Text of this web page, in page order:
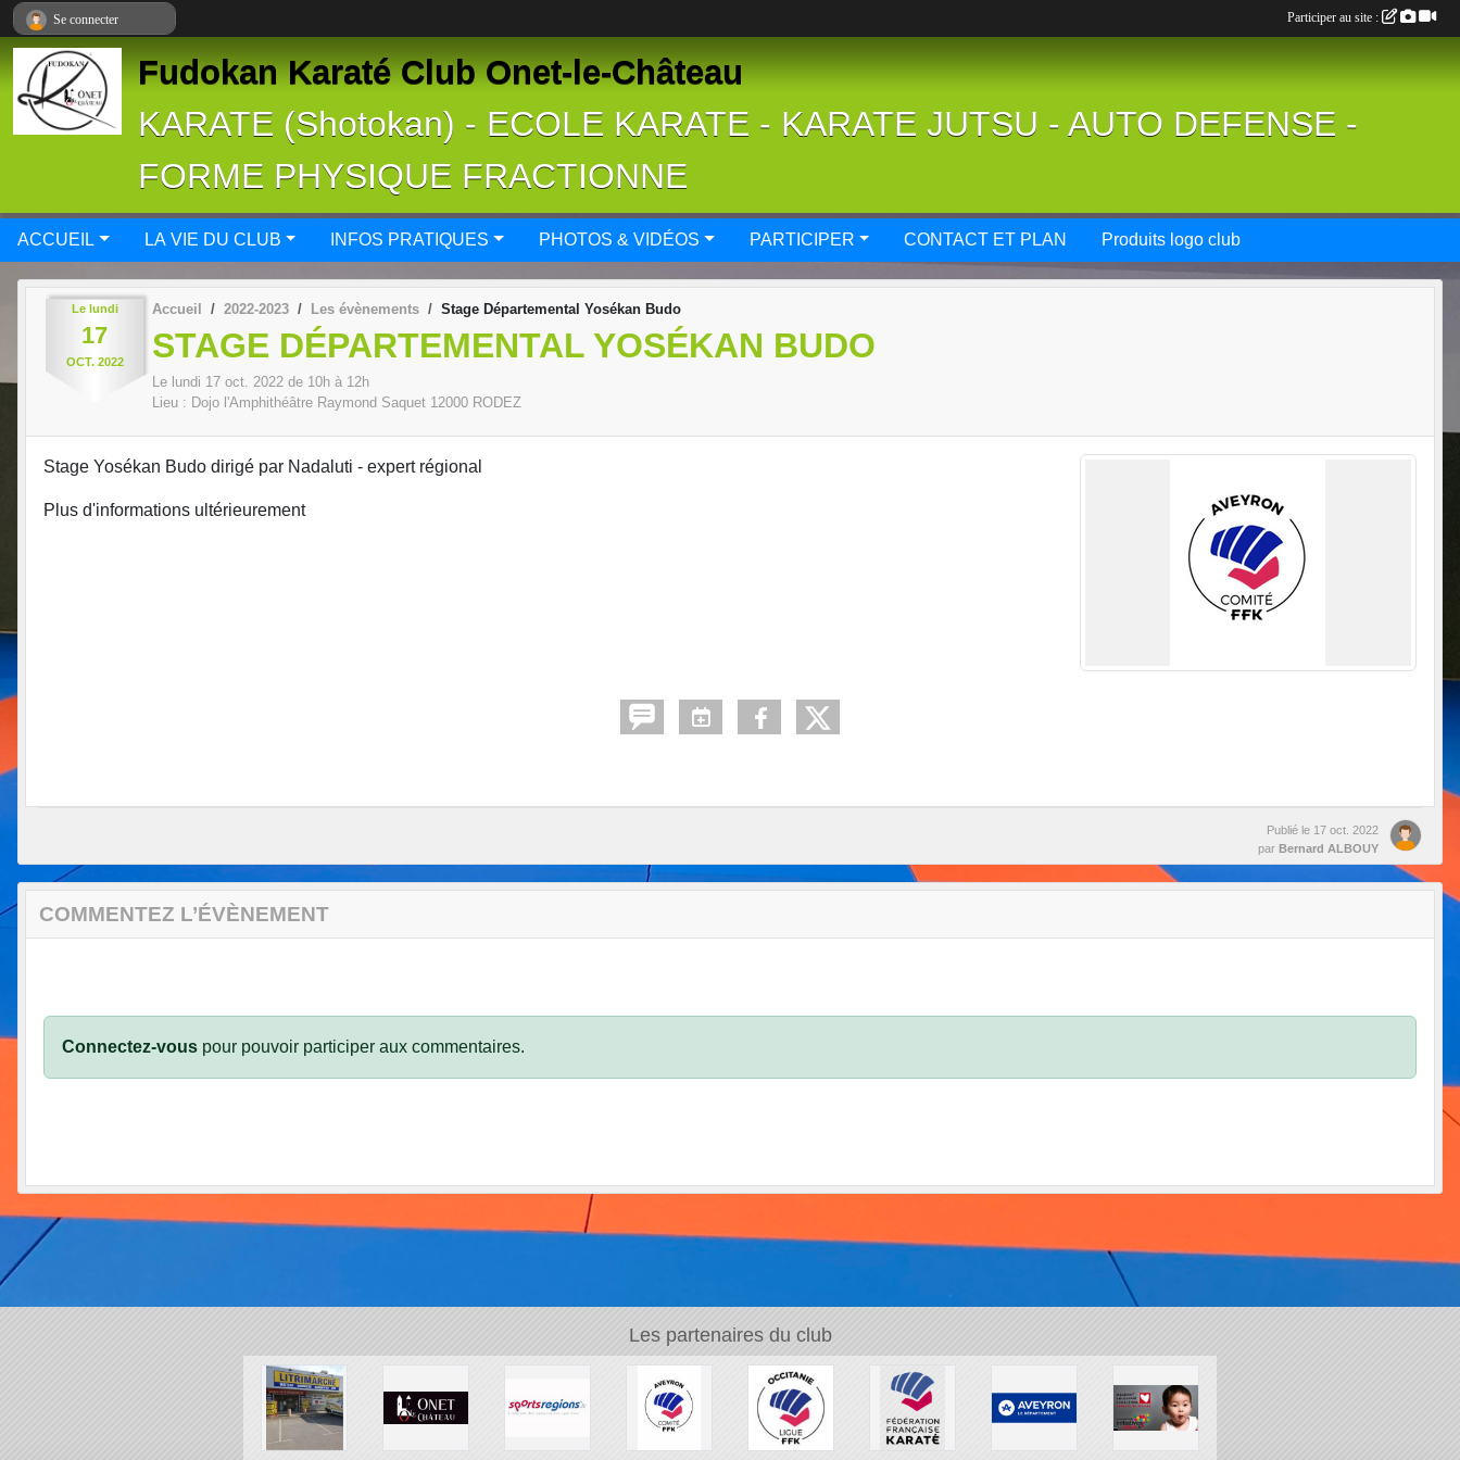
Fudokan Karaté Club Onet-le-Château
KARATE (Shotokan) - ECOLE KARATE - KARATE JUTSU - AUTO DEFENSE -
FORME PHYSIQUE FRACTIONNE
ACCUEIL LA VIE DU CLUB INFOS PRATIQUES PHOTOS & VIDÉOS PARTICIPER CONTACT ET PLAN Produits logo club
Le lundi
17
OCT. 2022
Accueil 2022-2023 Les évènements Stage Départemental Yosékan Budo
STAGE DÉPARTEMENTAL YOSÉKAN BUDO
Le lundi 17 oct. 2022 de 10h à 12h
Lieu : Dojo l'Amphithéâtre Raymond Saquet 12000 RODEZ
Stage Yosékan Budo dirigé par Nadaluti - expert régional
Plus d'informations ultérieurement
Publié le 17 oct. 2022
par Bernard ALBOUY
COMMENTEZ L’ÉVÈNEMENT
Connectez-vous pour pouvoir participer aux commentaires.
Les partenaires du club
Se connecter Participer au site :
Panneau de gestion des cookies